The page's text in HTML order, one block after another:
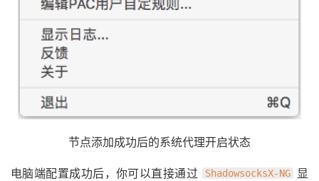
节点添加成功后的系统代理开启状态
电脑端配置成功后，你可以直接通过 ShadowsocksX-NG
显